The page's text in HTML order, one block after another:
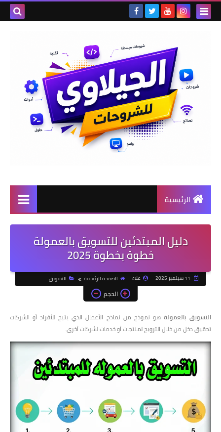
الرئيسية
دليل المبتدئين للتسويق بالعمولة
خطوة بخطوة 2025
علاء الصفحة الرئيسية التسويق
الحجم
التسويق بالعمولة هو نموذج من نماذج الأعمال الذي يتيح للأفراد أو الشركات
تحقيق دخل من خلال الترويج لمنتجات أو خدمات لشركات أخرى.